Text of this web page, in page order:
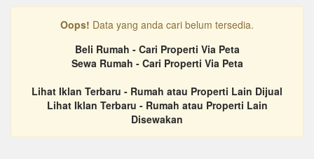
Oops! Data yang anda cari belum tersedia.
Beli Rumah - Cari Properti Via Peta
Sewa Rumah - Cari Properti Via Peta
Lihat Iklan Terbaru - Rumah atau Properti Lain Dijual
Lihat Iklan Terbaru - Rumah atau Properti Lain
Disewakan